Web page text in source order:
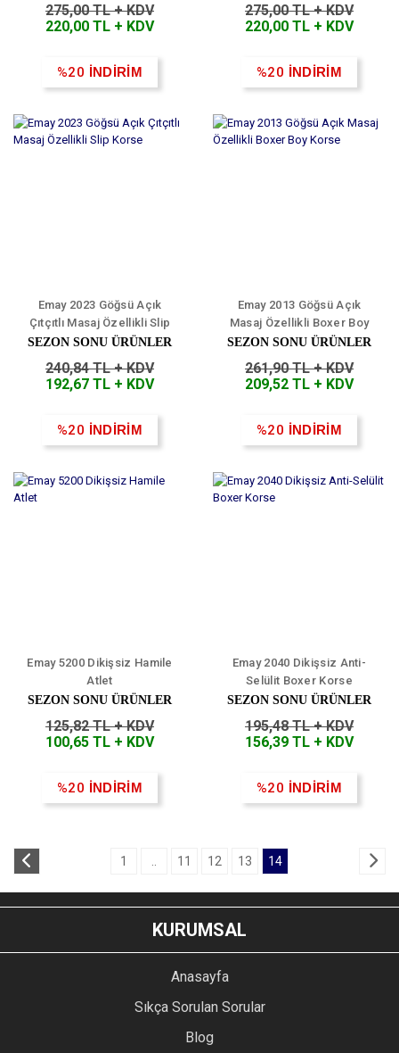
275,00 TL + KDV
220,00 TL + KDV
%20 İNDİRİM
275,00 TL + KDV
220,00 TL + KDV
%20 İNDİRİM
Emay 2023 Göğsü Açık
Çıtçıtlı Masaj Özellikli Slip
Korse
SEZON SONU ÜRÜNLER
240,84 TL + KDV
192,67 TL + KDV
%20 İNDİRİM
Emay 2013 Göğsü Açık
Masaj Özellikli Boxer Boy
Korse
SEZON SONU ÜRÜNLER
261,90 TL + KDV
209,52 TL + KDV
%20 İNDİRİM
Emay 5200 Dikişsiz Hamile
Atlet
SEZON SONU ÜRÜNLER
125,82 TL + KDV
100,65 TL + KDV
%20 İNDİRİM
Emay 2040 Dikişsiz Anti-
Selülit Boxer Korse
SEZON SONU ÜRÜNLER
195,48 TL + KDV
156,39 TL + KDV
%20 İNDİRİM
1 11 12 13 14
KURUMSAL
Anasayfa
Sıkça Sorulan Sorular
Blog